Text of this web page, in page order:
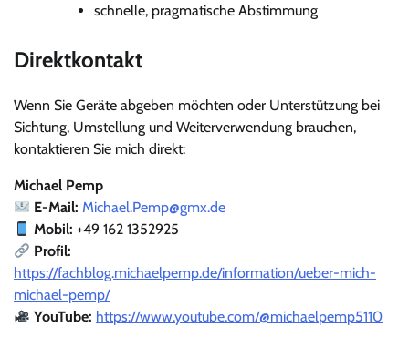
schnelle, pragmatische Abstimmung
Direktkontakt
Wenn Sie Geräte abgeben möchten oder Unterstützung bei
Sichtung, Umstellung und Weiterverwendung brauchen,
kontaktieren Sie mich direkt:
Michael Pemp
E-Mail: Michael.Pemp@gmx.de
Mobil: +49 162 1352925
Profil:
https://fachblog.michaelpemp.de/information/ueber-mich-
michael-pemp/
YouTube: https://www.youtube.com/@michaelpemp5110